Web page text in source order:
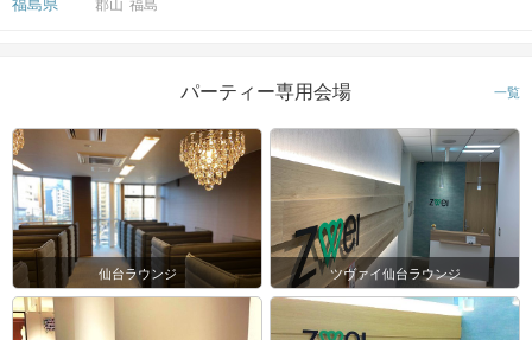
福島県 郡山 福島
パーティー専用会場 一覧
仙台ラウンジ ツヴァイ仙台ラウンジ